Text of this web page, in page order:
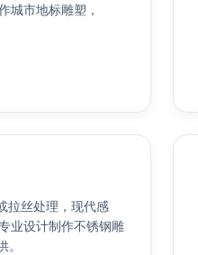
城市地标雕塑，
拉丝处理，现代感
业设计制作不锈钢雕